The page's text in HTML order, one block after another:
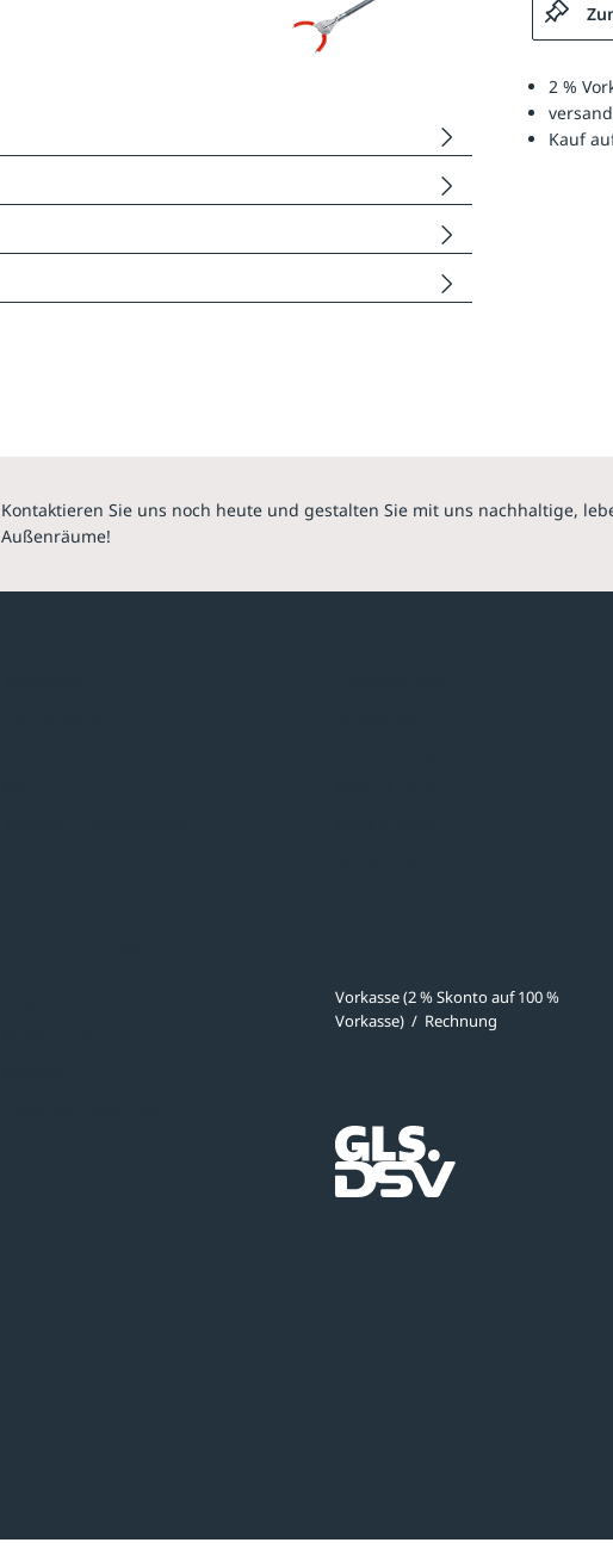
2 %
Kauf
Kontaktieren Sie uns noch heute und gestalten Sie mit uns nachhaltige,
Außenräume!
Vorkasse (2 % Skonto auf 100 %
Vorkasse) / Rechnung